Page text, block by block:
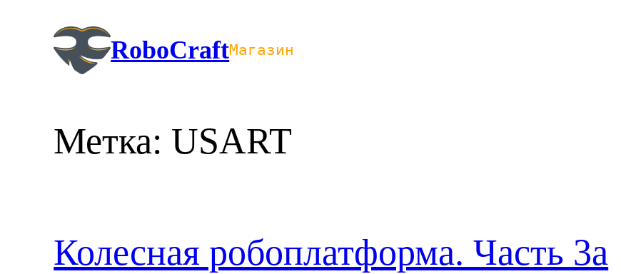
содержимому
RoboCraftМагазин
Метка: USART
Колесная робоплатформа. Часть 3а